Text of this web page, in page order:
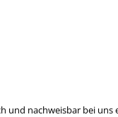
und nachweisbar bei uns